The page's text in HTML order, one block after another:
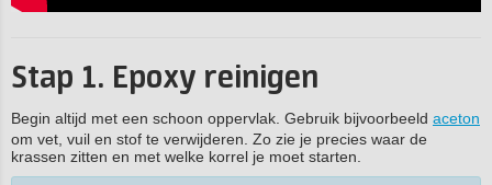
Stap 1. Epoxy reinigen
Begin altijd met een schoon oppervlak. Gebruik bijvoorbeeld aceton
om vet, vuil en stof te verwijderen. Zo zie je precies waar de
krassen zitten en met welke korrel je moet starten.